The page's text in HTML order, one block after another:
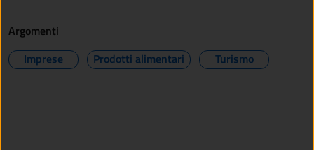
Argomenti
Imprese
Prodotti alimentari Turismo